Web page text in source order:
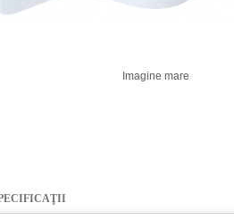
Imagine mare